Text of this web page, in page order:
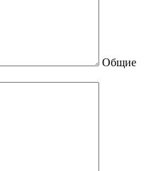
Общие